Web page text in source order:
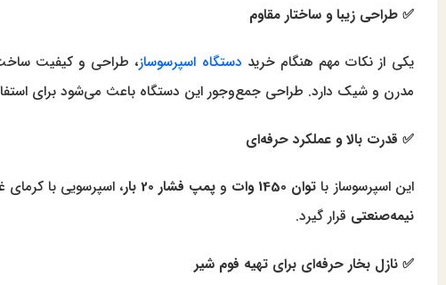
✅ طراحی زیبا و ساختار مقاوم
یکی از نکات مهم هنگام خرید دستگاه اسپرسوساز، طراحی و کیفیت
مدرن و شیک دارد. طراحی جمع‌وجور این دستگاه باعث می‌شود برای
✅ قدرت بالا و عملکرد حرفه‌ای
این اسپرسوساز با توان 1450 وات و پمپ فشار 20 بار ، اسپرسویی با
نیمه‌صنعتی قرار گیرد.
✅ نازل بخار حرفه‌ای برای تهیه فوم شیر